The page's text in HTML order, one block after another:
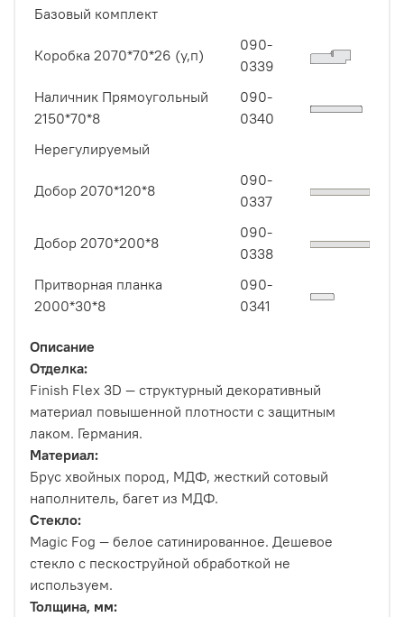
Базовый комплект
Коробка 2070*70*26 (у,п)
090-
0339
Наличник Прямоугольный
2150*70*8
090-
0340
Нерегулируемый
Добор 2070*120*8
090-
0337
Добор 2070*200*8
090-
0338
Притворная планка
2000*30*8
090-
0341
Описание
Отделка:
Finish Flex 3D — структурный декоративный
материал повышенной плотности с защитным
лаком. Германия.
Материал:
Брус хвойных пород, МДФ, жесткий сотовый
наполнитель, багет из МДФ.
Стекло:
Magic Fog — белое сатинированное. Дешевое
стекло с пескоструйной обработкой не
используем.
Толщина, мм: